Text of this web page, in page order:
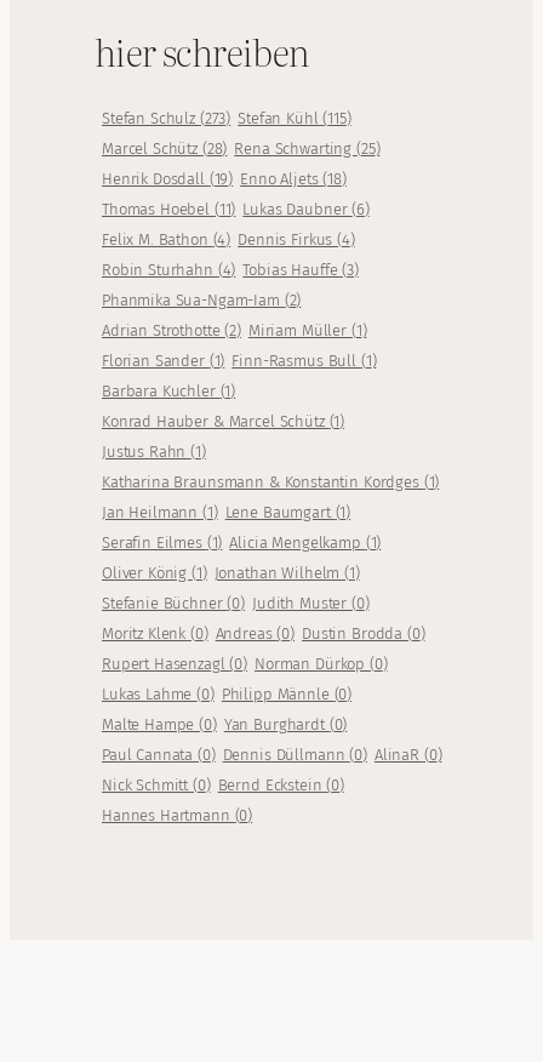
hier schreiben
Stefan Schulz (273) Stefan Kühl(115)
Marcel Schütz (28) Rena Schwarting (25)
Henrik Dosdall (19) Enno Aljets(18)
Thomas Hoebel (11) Lukas Daubner(6)
Felix M. Bathon (4) Dennis Firkus(4)
Robin Sturhahn (4) Tobias Hauffe(3)
Phanmika Sua-Ngam-Iam (2)
Adrian Strothotte(2) Miriam Müller (1)
Florian Sander (1) Finn-Rasmus Bull (1)
Barbara Kuchler (1)
Konrad Hauber & Marcel Schütz (1)
Justus Rahn(1)
Katharina Braunsmann & Konstantin Kordges (1)
Jan Heilmann(1) Lene Baumgart (1)
Serafin Eilmes (1) Alicia Mengelkamp (1)
Oliver König(1) Jonathan Wilhelm(1)
Stefanie Büchner(0) Judith Muster (0)
Moritz Klenk(0) Andreas(0) Dustin Brodda (0)
Rupert Hasenzagl(0) Norman Dürkop (0)
Lukas Lahme(0) Philipp Männle (0)
Malte Hampe(0) Yan Burghardt (0)
Paul Cannata(0) Dennis Düllmann(0) AlinaR (0)
Nick Schmitt(0) Bernd Eckstein(0)
Hannes Hartmann (0)